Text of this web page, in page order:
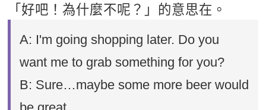
「好吧！為什麼不呢？」的意思在。
A: I'm going shopping later. Do you
want me to grab something for you?
B: Sure…maybe some more beer would